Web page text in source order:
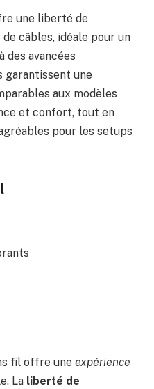
une liberté de
câbles, idéale pour un
des avancées
garantissent une
aux modèles
et confort, tout en
pour les setups
fil offre une expérience
La liberté de